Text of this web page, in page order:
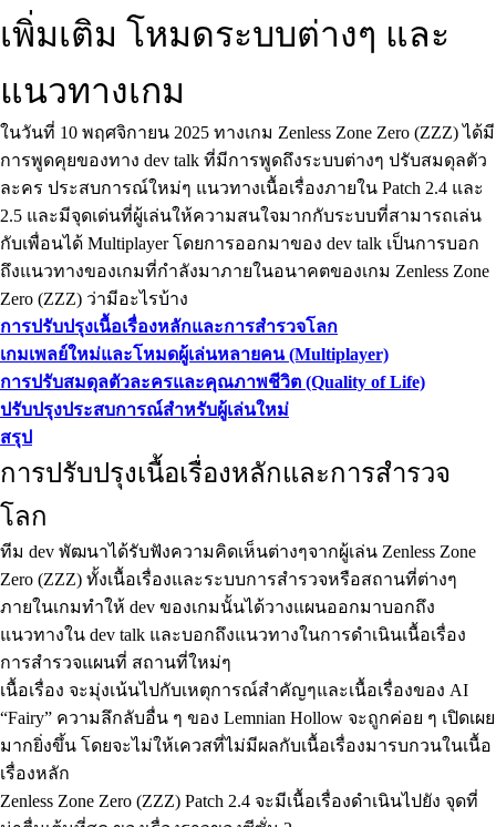
เพิ่มเติม โหมดระบบต่างๆ และ
แนวทางเกม
ในวันที่ 10 พฤศจิกายน 2025 ทางเกม Zenless Zone Zero (ZZZ) ได้มี
การพูดคุยของทาง dev talk ที่มีการพูดถึงระบบต่างๆ ปรับสมดุลตัว
ละคร ประสบการณ์ใหม่ๆ แนวทางเนื้อเรื่องภายใน Patch 2.4 และ
2.5 และมีจุดเด่นที่ผู้เล่นให้ความสนใจมากกับระบบที่สามารถเล่น
กับเพื่อนได้ Multiplayer โดยการออกมาของ dev talk เป็นการบอก
ถึงแนวทางของเกมที่กำลังมาภายในอนาคตของเกม Zenless Zone
Zero (ZZZ) ว่ามีอะไรบ้าง
การปรับปรุงเนื้อเรื่องหลักและการสำรวจโลก
เกมเพลย์ใหม่และโหมดผู้เล่นหลายคน (Multiplayer)
การปรับสมดุลตัวละครและคุณภาพชีวิต (Quality of Life)
ปรับปรุงประสบการณ์สำหรับผู้เล่นใหม่
สรุป
การปรับปรุงเนื้อเรื่องหลักและการสำรวจ
โลก
ทีม dev พัฒนาได้รับฟังความคิดเห็นต่างๆจากผู้เล่น Zenless Zone
Zero (ZZZ) ทั้งเนื้อเรื่องและระบบการสำรวจหรือสถานที่ต่างๆ
ภายในเกมทำให้ dev ของเกมนั้นได้วางแผนออกมาบอกถึง
แนวทางใน dev talk และบอกถึงแนวทางในการดำเนินเนื้อเรื่อง
การสำรวจแผนที่ สถานที่ใหม่ๆ
เนื้อเรื่อง จะมุ่งเน้นไปกับเหตุการณ์สำคัญๆและเนื้อเรื่องของ AI
“Fairy” ความลึกลับอื่น ๆ ของ Lemnian Hollow จะถูกค่อย ๆ เปิดเผย
มากยิ่งขึ้น โดยจะไม่ให้เควสที่ไม่มีผลกับเนื้อเรื่องมารบกวนในเนื้อ
เรื่องหลัก
Zenless Zone Zero (ZZZ) Patch 2.4 จะมีเนื้อเรื่องดำเนินไปยัง จุดที่